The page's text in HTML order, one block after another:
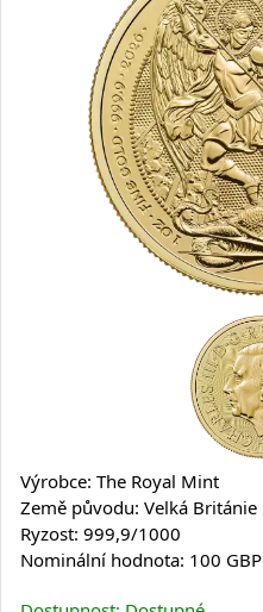
Výrobce: The Royal Mint
Země původu: Velká Británie
Ryzost: 999,9/1000
Nominální hodnota: 100 GBP